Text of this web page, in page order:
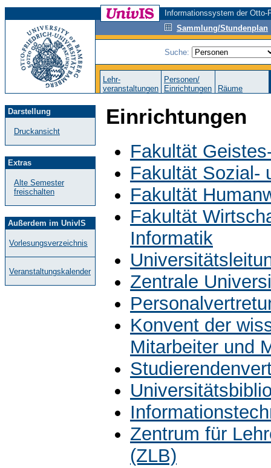
Informationssystem der
Sammlung/Stundenplan
Suche:
Lehr-
veranstaltungen
Personen/
Einrichtungen
Räume
Darstellung
Druckansicht
Extras
Alte Semester
freischalten
Außerdem im UnivIS
Vorlesungsverzeichnis
Veranstaltungskalender
Einrichtungen
Fakultät
Fakultät Sozial-
Fakultät
Fakultät
Informatik
Zentrale
Konvent der
Mitarbeiter und
Zentrum für
(ZLB)